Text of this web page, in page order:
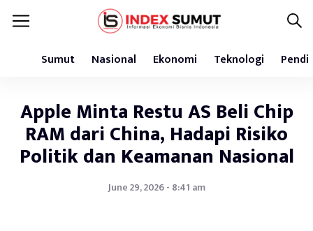
Sumut Nasional Ekonomi Teknologi
Apple Minta Restu AS Beli Chip
RAM dari China, Hadapi Risiko
Politik dan Keamanan Nasional
June 29, 2026 - 8:41 am